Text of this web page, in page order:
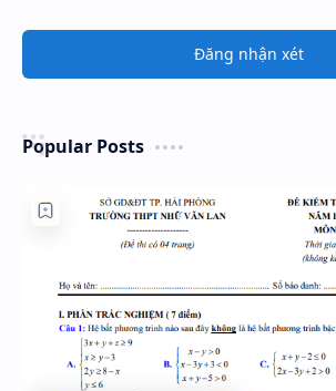
Đăng nhận xét
Popular Posts